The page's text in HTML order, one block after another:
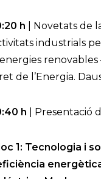
h | Novetats de
industrials
de l’Energia.
h | Presentació
1: Tecnologia i